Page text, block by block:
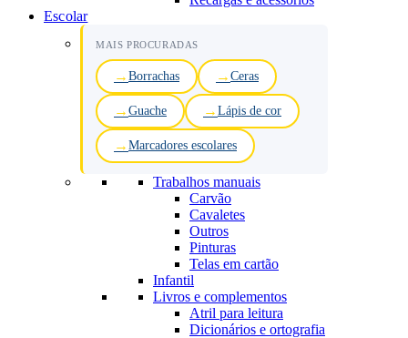
Escolar
MAIS PROCURADAS
Borrachas Ceras
Guache Lápis de cor
Marcadores escolares
Trabalhos manuais
Carvão
Cavaletes
Outros
Pinturas
Telas em cartão
Infantil
Livros e complementos
Atril para leitura
Dicionários e ortografia